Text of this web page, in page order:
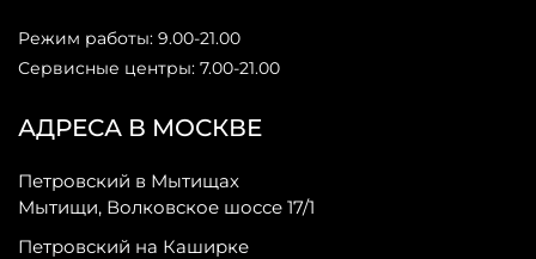
АДРЕСА В МОСКВЕ
Петровский в Мытищах
Мытищи, Волковское шоссе 17/1
Петровский на Каширке
Режим работы: 9.00-21.00
Сервисные центры: 7.00-21.00